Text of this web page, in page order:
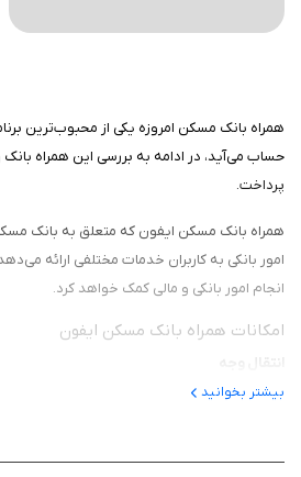
همراه بانک مسکن امروزه یکی از محبوب‌ترین
حساب می‌آید، در ادامه به بررسی این همراه
پرداخت.
همراه بانک مسکن ایفون که متعلق به بانک
امور بانکی به کاربران خدمات مختلفی ارائه
انجام امور بانکی و مالی کمک خواهد کرد.
امکانات همراه بانک مسکن ایفون
صورت اینترنتی از طریق این همراه بانک واریز
بیشتر بخوانید